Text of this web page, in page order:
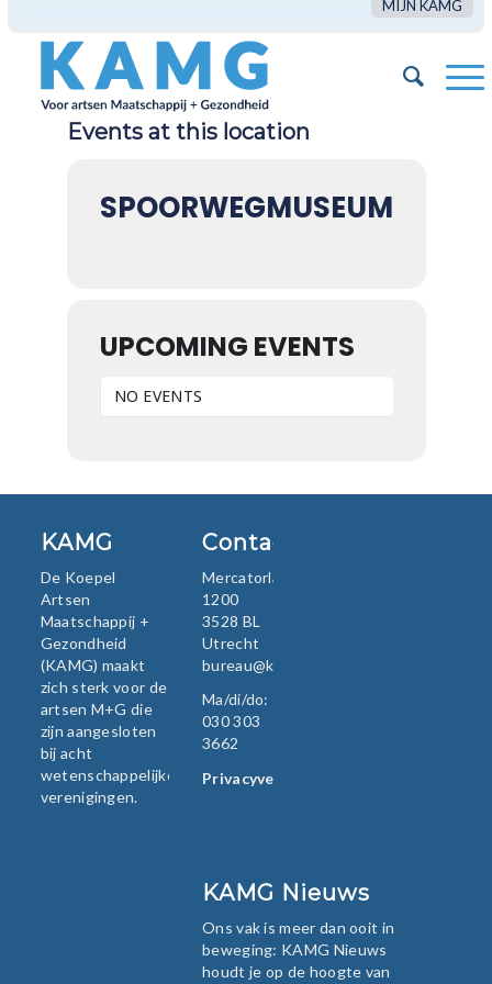
MIJN KAMG
Events at this location
SPOORWEGMUSEUM
UPCOMING EVENTS
NO EVENTS
KAMG
De Koepel
Artsen
Maatschappij +
Gezondheid
(KAMG) maakt
zich sterk voor de
artsen M+G die
zijn aangesloten
bij acht
wetenschappelijke
verenigingen.
Contact
Mercatorlaan
1200
3528 BL
Utrecht
bureau@kamg.nl
Ma/di/do:
030 303
3662
Privacyverklaring
KAMG Nieuws
Ons vak is meer dan ooit in
beweging: KAMG Nieuws
houdt je op de hoogte van